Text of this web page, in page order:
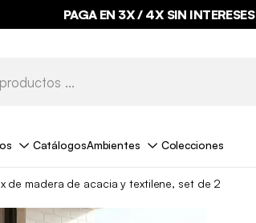
PAGA EN 3X / 4X SIN INTERESES
CatálogosAmbientes Colecciones
de madera de acacia y textilene, set de 2